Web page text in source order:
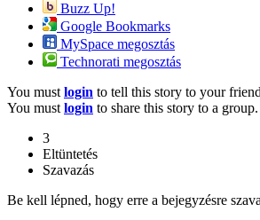
Buzz Up!
Google Bookmarks
MySpace megosztás
Technorati megosztás
You must login to tell this story to your
You must login to share this story to a
3
Eltüntetés
Szavazás
Be kell lépned, hogy erre a bejegyzésre